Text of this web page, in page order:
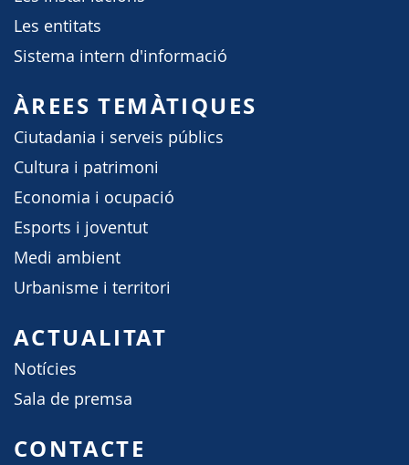
Les entitats
Sistema intern d'informació
ÀREES TEMÀTIQUES
Ciutadania i serveis públics
Cultura i patrimoni
Economia i ocupació
Esports i joventut
Medi ambient
Urbanisme i territori
ACTUALITAT
Notícies
Sala de premsa
CONTACTE